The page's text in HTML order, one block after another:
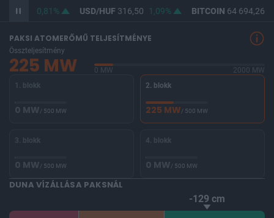
364,66 0,81% USD/HUF316,50 1,09% BITCOIN64 694,26
PAKSI ATOMERŐMŰ TELJESÍTMÉNYE
Összteljesítmény
225 MW 0 MW
2000 MW
1. blokk
0 MW/ 500 MW
2. blokk
225 MW/ 500 MW
3. blokk
0 MW/ 500 MW
4. blokk
0 MW/ 500 MW
DUNA VÍZÁLLÁSA PAKSNÁL
-129 cm